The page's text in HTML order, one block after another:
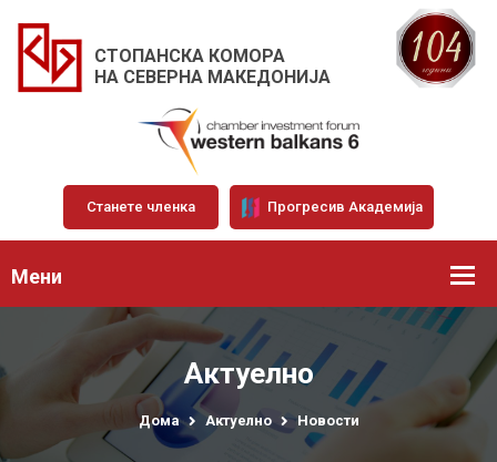
СТОПАНСКА КОМОРА
НА СЕВЕРНА МАКЕДОНИЈА
Станете членка Прогресив Академија
Мени
Актуелно
Дома Актуелно Новости